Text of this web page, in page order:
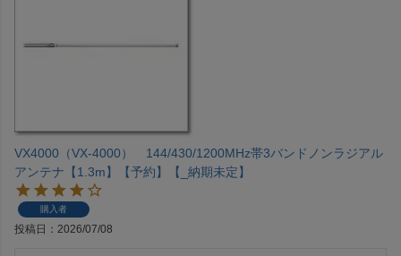
VX4000（VX-4000） 144/430/1200MHz帯3バンドノンラジアル
アンテナ【1.3m】【予約】【_納期未定】
購入者
投稿日 2026/07/08